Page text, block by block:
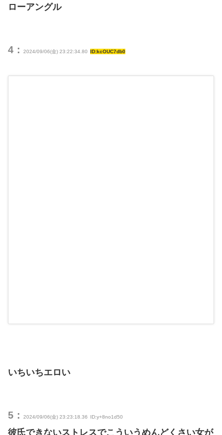
ローアングル
4： 2024/09/06(金) 23:22:34.80 ID:kcOUC7db0
いちいちエロい
5： 2024/09/06(金) 23:23:18.36 ID:y+8no1d50
彼氏できないストレスでこういうめんどくさい女が